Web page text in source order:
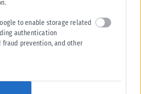
to enable storage related
authentication
prevention, and other
κρατικής αρωγής για τις περιοχές
πυρκαγιές, με τις αρμόδιες αρχές...